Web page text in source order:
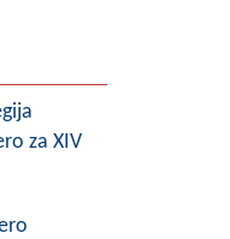
za XIV